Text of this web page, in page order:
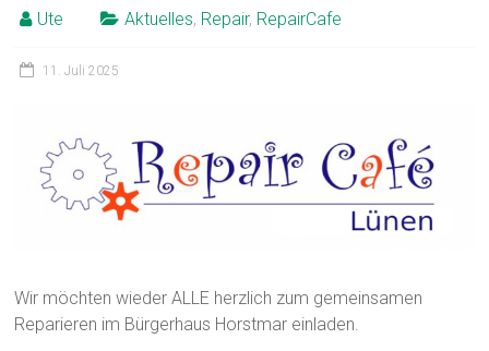
Ute Aktuelles, Repair, RepairCafe
11. Juli 2025
Wir möchten wieder ALLE herzlich zum gemeinsamen
Reparieren im Bürgerhaus Horstmar einladen.